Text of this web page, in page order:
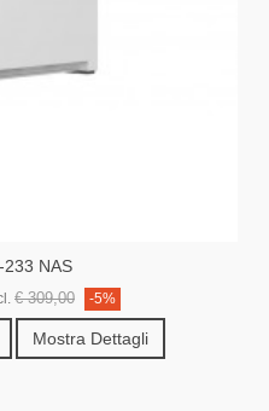
233 NAS
€ 309,00 -5%
Mostra Dettagli